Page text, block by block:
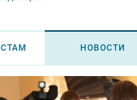
НОВОСТИ